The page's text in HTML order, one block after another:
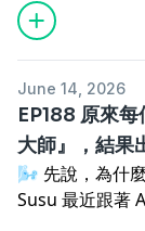
天跟媽媽吵架
靈覺自然不會
升了。Alice說
回應的時候，
跟媽媽確實很久
能心平氣和地回
世的自己。最簡
心平氣和？跟家
方法：哪件事
Alice 說，課題
智成長，更需
醒你：
一是重複。心理
控制型的伴侶、
合，反覆出現，
紫色火焰，興
提醒了一下，
🌟 四位大天使
1.加百列｜傳遞
——向聖母瑪利
不只在基督教，
穆罕默德。大天
其實更深層的問
💭 「我做的每
「四分人」，
住:到底我內心
問越多人,反而
都不一樣,而她,
直到朋友開了一
June 14, 2026
EP188 原來
大師』，結果
🌬️ 先說，為什
Susu 最近跟著
老實說，前兩